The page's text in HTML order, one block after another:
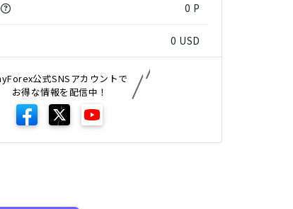
0 P
0 USD
公式SNSアカウントで
お得な情報を配信中！